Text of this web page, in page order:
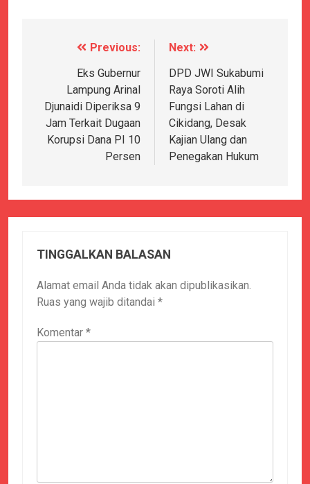
NavigasiPrevious:
Eks Gubernur
Lampung Arinal
Djunaidi Diperiksa 9
Jam Terkait Dugaan
Korupsi Dana PI 10
Persen
Next:
DPD JWI Sukabumi
Raya Soroti Alih
Fungsi Lahan di
Cikidang, Desak
Kajian Ulang dan
Penegakan Hukum
TINGGALKAN BALASAN
Alamat email Anda tidak akan dipublikasikan.
Ruas yang wajib ditandai *
Komentar *